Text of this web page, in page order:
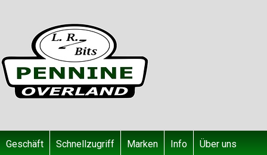
Geschäft Schnellzugriff Marken Info Über uns